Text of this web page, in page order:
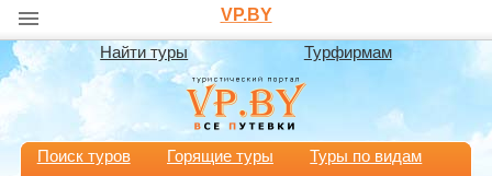
VP.BY
Найти туры Турфирмам
Поиск туров Горящие туры
Туры по видам